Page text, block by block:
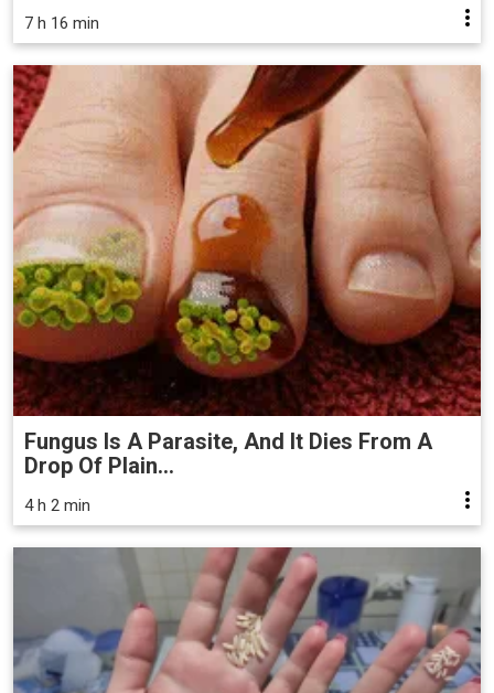
7 h 16 min
Fungus Is A Parasite, And It Dies From A
Drop Of Plain...
4 h 2 min